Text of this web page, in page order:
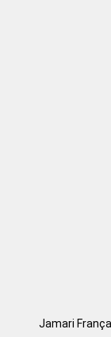
Jamari França